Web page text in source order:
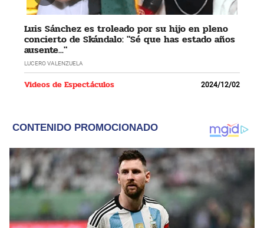
Luis Sánchez es troleado por su hijo en pleno
concierto de Skándalo: "Sé que has estado años
ausente..."
LUCERO VALENZUELA
Videos de Espectáculos 2024/12/02